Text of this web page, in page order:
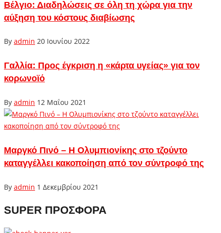
Βέλγιο: Διαδηλώσεις σε όλη τη χώρα για την
αύξηση του κόστους διαβίωσης
By admin 20 Ιουνίου 2022
Γαλλία: Προς έγκριση η «κάρτα υγείας» για τον
κορωνοϊό
By admin 12 Μαΐου 2021
Μαργκό Πινό – Η Ολυμπιονίκης στο τζούντο
καταγγέλλει κακοποίηση από τον σύντροφό της
By admin 1 Δεκεμβρίου 2021
SUPER ΠΡΟΣΦΟΡΑ